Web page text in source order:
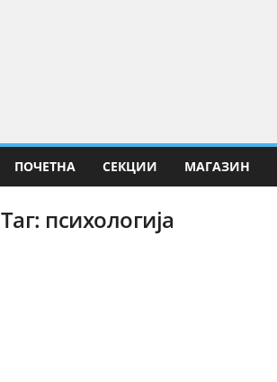
ПОЧЕТНА СЕКЦИИ МАГАЗИН
Таг: психологија